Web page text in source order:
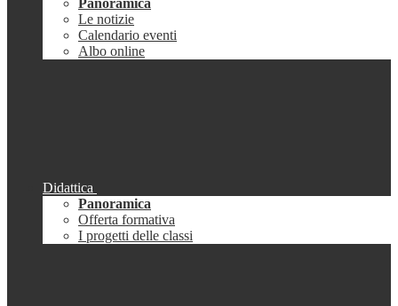
Panoramica
Le notizie
Calendario eventi
Albo online
Didattica
Panoramica
Offerta formativa
I progetti delle classi